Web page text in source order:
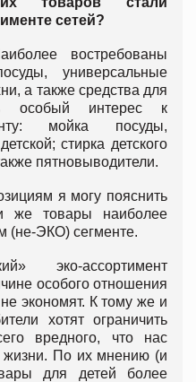
сетей?
востребованы
универсальные
а также средства для
особый интерес к
мойка посуды,
стирка детского
пятновыводители.
я могу пояснить
же товары наиболее
(не-ЭКО) сегменте.
эко-ассортимент
особого отношения
экономят. К тому же и
хотят ограничить
вредного, что нас
жизни. По их мнению (и
для детей более